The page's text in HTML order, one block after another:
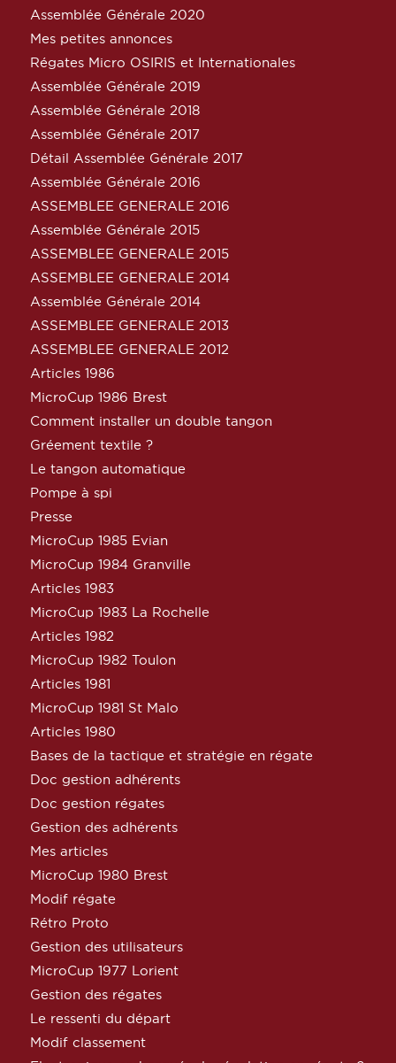
Assemblée Générale 2020
Mes petites annonces
Régates Micro OSIRIS et Internationales
Assemblée Générale 2019
Assemblée Générale 2018
Assemblée Générale 2017
Détail Assemblée Générale 2017
Assemblée Générale 2016
ASSEMBLEE GENERALE 2016
Assemblée Générale 2015
ASSEMBLEE GENERALE 2015
ASSEMBLEE GENERALE 2014
Assemblée Générale 2014
ASSEMBLEE GENERALE 2013
ASSEMBLEE GENERALE 2012
Articles 1986
MicroCup 1986 Brest
Comment installer un double tangon
Gréement textile ?
Le tangon automatique
Pompe à spi
Presse
MicroCup 1985 Evian
MicroCup 1984 Granville
Articles 1983
MicroCup 1983 La Rochelle
Articles 1982
MicroCup 1982 Toulon
Articles 1981
MicroCup 1981 St Malo
Articles 1980
Bases de la tactique et stratégie en régate
Doc gestion adhérents
Doc gestion régates
Gestion des adhérents
Mes articles
MicroCup 1980 Brest
Modif régate
Rétro Proto
Gestion des utilisateurs
MicroCup 1977 Lorient
Gestion des régates
Le ressenti du départ
Modif classement